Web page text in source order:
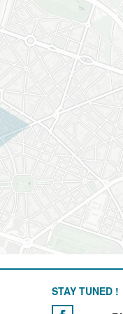
STAY TUNED !